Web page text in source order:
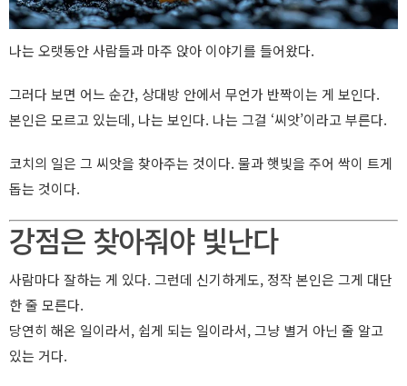
나는 오랫동안 사람들과 마주 앉아 이야기를 들어왔다.
그러다 보면 어느 순간, 상대방 안에서 무언가 반짝이는 게 보인다.
본인은 모르고 있는데, 나는 보인다. 나는 그걸 ‘씨앗’이라고 부른다.
코치의 일은 그 씨앗을 찾아주는 것이다. 물과 햇빛을 주어 싹이 트게
돕는 것이다.
강점은 찾아줘야 빛난다
사람마다 잘하는 게 있다. 그런데 신기하게도, 정작 본인은 그게 대단
한 줄 모른다.
당연히 해온 일이라서, 쉽게 되는 일이라서, 그냥 별거 아닌 줄 알고
있는 거다.